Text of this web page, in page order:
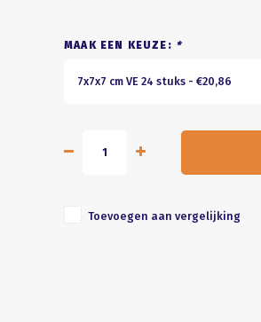
MAAK EEN KEUZE: *
7x7x7 cm VE 24 stuks - €20,86
Toevoegen aan vergelijking